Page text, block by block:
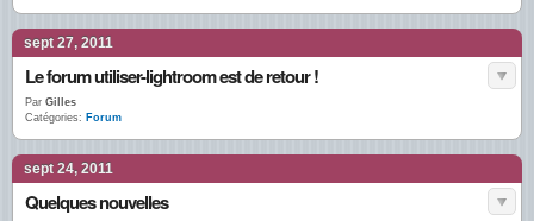
sept 27, 2011
Le forum utiliser-lightroom est de retour !
Par Gilles
Catégories: Forum
sept 24, 2011
Quelques nouvelles